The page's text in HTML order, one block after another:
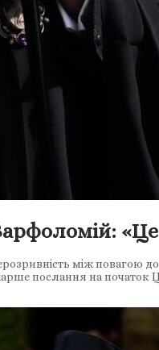
між
послання на початок